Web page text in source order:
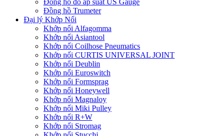
Đồng hồ Trumeter
Đại lý Khớp Nối
Khớp nối Alfagomma
Khớp nối Asiantool
Khớp nối Coilhose Pneumatics
Khớp nối CURTIS UNIVERSAL JOINT
Khớp nối Deublin
Khớp nối Euroswitch
Khớp nối Formsprag
Khớp nối Honeywell
Khớp nối Magnaloy
Khớp nối Miki Pulley
Khớp nối R+W
Khớp nối Stromag